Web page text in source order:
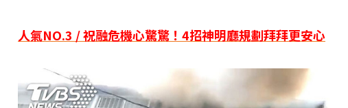
人氣NO.3 / 祝融危機心驚驚！4招神明廳規劃拜拜更安心